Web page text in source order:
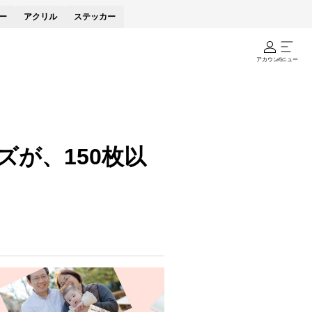
アクリル ステッカー
アカウントメニュー
が、150枚以